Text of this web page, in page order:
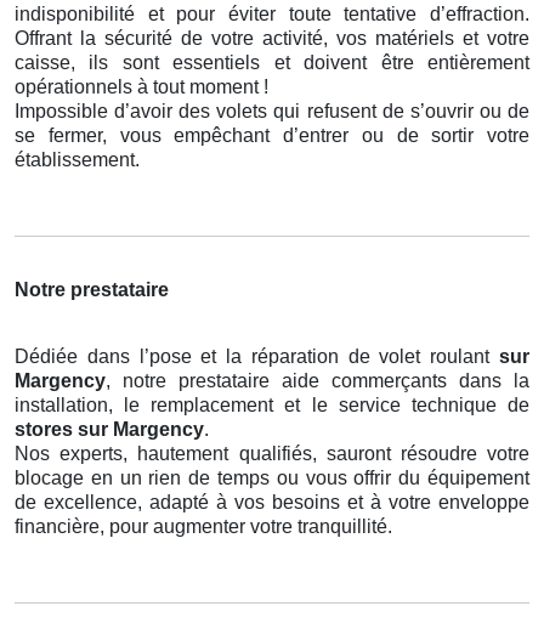
indisponibilité et pour éviter toute tentative d’effraction.
Offrant la sécurité de votre activité, vos matériels et votre
caisse, ils sont essentiels et doivent être entièrement
opérationnels à tout moment !
Impossible d’avoir des volets qui refusent de s’ouvrir ou de
se fermer, vous empêchant d’entrer ou de sortir votre
établissement.
Notre prestataire
Dédiée dans l’pose et la réparation de volet roulant sur
Margency, notre prestataire aide commerçants dans la
installation, le remplacement et le service technique de
stores sur Margency.
Nos experts, hautement qualifiés, sauront résoudre votre
blocage en un rien de temps ou vous offrir du équipement
de excellence, adapté à vos besoins et à votre enveloppe
financière, pour augmenter votre tranquillité.